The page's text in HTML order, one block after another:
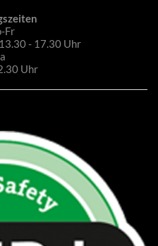
Fr
- 17.30 Uhr
Uhr